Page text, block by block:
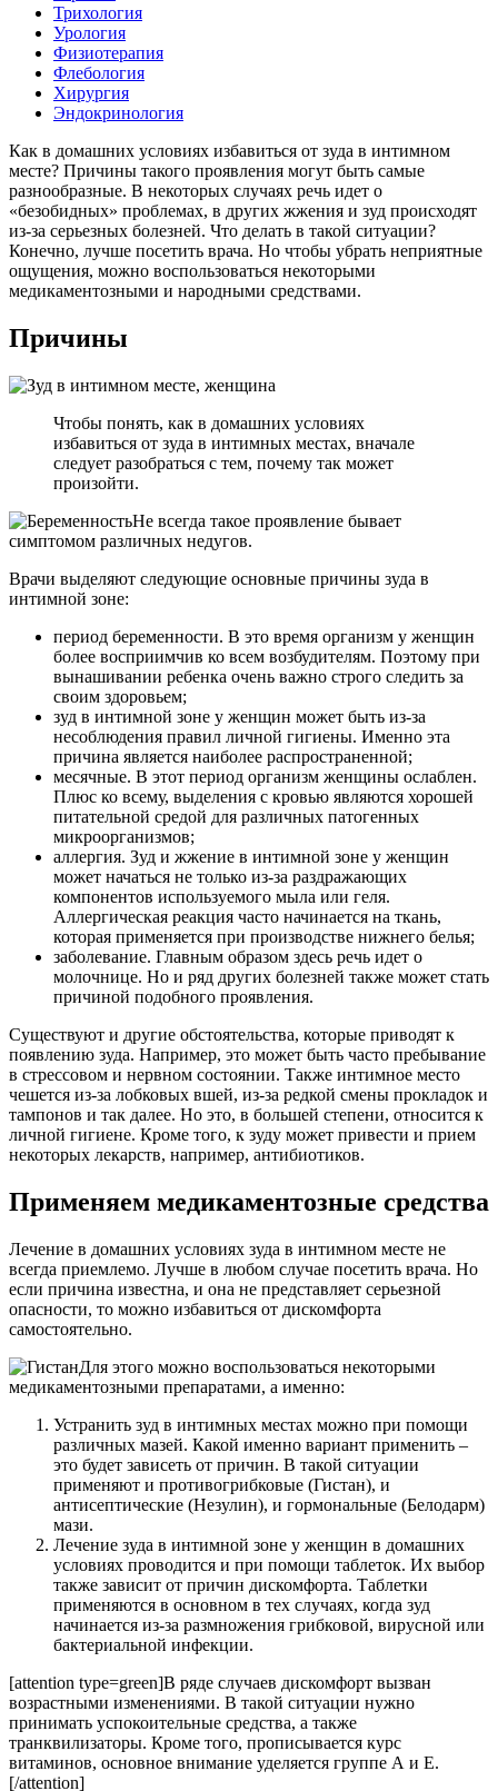
Трихология
Урология
Физиотерапия
Флебология
Хирургия
Эндокринология
Как в домашних условиях избавиться от зуда в интимном
месте? Причины такого проявления могут быть самые
разнообразные. В некоторых случаях речь идет о
«безобидных» проблемах, в других жжения и зуд происходят
из-за серьезных болезней. Что делать в такой ситуации?
Конечно, лучше посетить врача. Но чтобы убрать неприятные
ощущения, можно воспользоваться некоторыми
медикаментозными и народными средствами.
Причины
Чтобы понять, как в домашних условиях
избавиться от зуда в интимных местах, вначале
следует разобраться с тем, почему так может
произойти.
Не всегда такое проявление бывает
симптомом различных недугов.
Врачи выделяют следующие основные причины зуда в
интимной зоне:
период беременности. В это время организм у женщин
более восприимчив ко всем возбудителям. Поэтому при
вынашивании ребенка очень важно строго следить за
своим здоровьем;
зуд в интимной зоне у женщин может быть из-за
несоблюдения правил личной гигиены. Именно эта
причина является наиболее распространенной;
месячные. В этот период организм женщины ослаблен.
Плюс ко всему, выделения с кровью являются хорошей
питательной средой для различных патогенных
микроорганизмов;
аллергия. Зуд и жжение в интимной зоне у женщин
может начаться не только из-за раздражающих
компонентов используемого мыла или геля.
Аллергическая реакция часто начинается на ткань,
которая применяется при производстве нижнего белья;
заболевание. Главным образом здесь речь идет о
молочнице. Но и ряд других болезней также может стать
причиной подобного проявления.
Существуют и другие обстоятельства, которые приводят к
появлению зуда. Например, это может быть часто пребывание
в стрессовом и нервном состоянии. Также интимное место
чешется из-за лобковых вшей, из-за редкой смены прокладок и
тампонов и так далее. Но это, в большей степени, относится к
личной гигиене. Кроме того, к зуду может привести и прием
некоторых лекарств, например, антибиотиков.
Применяем медикаментозные средства
Лечение в домашних условиях зуда в интимном месте не
всегда приемлемо. Лучше в любом случае посетить врача. Но
если причина известна, и она не представляет серьезной
опасности, то можно избавиться от дискомфорта
самостоятельно.
Для этого можно воспользоваться некоторыми
медикаментозными препаратами, а именно:
Устранить зуд в интимных местах можно при помощи
различных мазей. Какой именно вариант применить –
это будет зависеть от причин. В такой ситуации
применяют и противогрибковые (Гистан), и
антисептические (Незулин), и гормональные (Белодарм)
мази.
Лечение зуда в интимной зоне у женщин в домашних
условиях проводится и при помощи таблеток. Их выбор
также зависит от причин дискомфорта. Таблетки
применяются в основном в тех случаях, когда зуд
начинается из-за размножения грибковой, вирусной или
бактериальной инфекции.
[attention type=green]В ряде случаев дискомфорт вызван
возрастными изменениями. В такой ситуации нужно
принимать успокоительные средства, а также
транквилизаторы. Кроме того, прописывается курс
витаминов, основное внимание уделяется группе А и Е.
[/attention]